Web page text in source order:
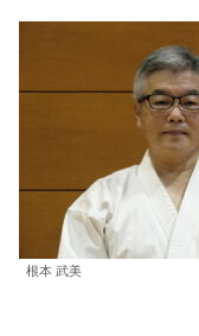
根本 武美